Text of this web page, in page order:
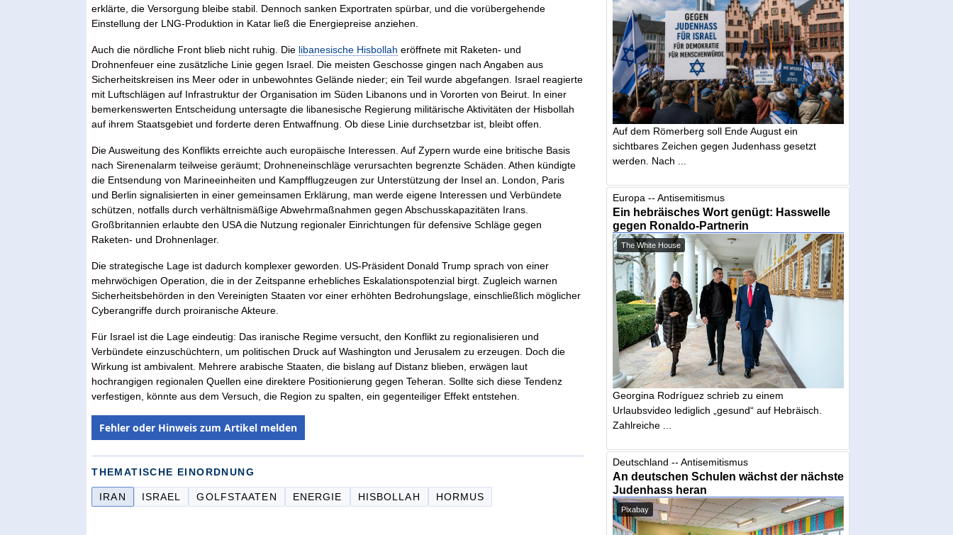
erklärte, die Versorgung bleibe stabil. Dennoch sanken Exportraten spürbar, und die vorübergehende
Einstellung der LNG-Produktion in Katar ließ die Energiepreise anziehen.
Auch die nördliche Front blieb nicht ruhig. Die libanesische Hisbollah eröffnete mit Raketen- und
Drohnenfeuer eine zusätzliche Linie gegen Israel. Die meisten Geschosse gingen nach Angaben aus
Sicherheitskreisen ins Meer oder in unbewohntes Gelände nieder; ein Teil wurde abgefangen. Israel reagierte
mit Luftschlägen auf Infrastruktur der Organisation im Süden Libanons und in Vororten von Beirut. In einer
bemerkenswerten Entscheidung untersagte die libanesische Regierung militärische Aktivitäten der Hisbollah
auf ihrem Staatsgebiet und forderte deren Entwaffnung. Ob diese Linie durchsetzbar ist, bleibt offen.
Die Ausweitung des Konflikts erreichte auch europäische Interessen. Auf Zypern wurde eine britische Basis
nach Sirenenalarm teilweise geräumt; Drohneneinschläge verursachten begrenzte Schäden. Athen kündigte
die Entsendung von Marineeinheiten und Kampfflugzeugen zur Unterstützung der Insel an. London, Paris
und Berlin signalisierten in einer gemeinsamen Erklärung, man werde eigene Interessen und Verbündete
schützen, notfalls durch verhältnismäßige Abwehrmaßnahmen gegen Abschusskapazitäten Irans.
Großbritannien erlaubte den USA die Nutzung regionaler Einrichtungen für defensive Schläge gegen
Raketen- und Drohnenlager.
Die strategische Lage ist dadurch komplexer geworden. US-Präsident Donald Trump sprach von einer
mehrwöchigen Operation, die in der Zeitspanne erhebliches Eskalationspotenzial birgt. Zugleich warnen
Sicherheitsbehörden in den Vereinigten Staaten vor einer erhöhten Bedrohungslage, einschließlich möglicher
Cyberangriffe durch proiranische Akteure.
Für Israel ist die Lage eindeutig: Das iranische Regime versucht, den Konflikt zu regionalisieren und
Verbündete einzuschüchtern, um politischen Druck auf Washington und Jerusalem zu erzeugen. Doch die
Wirkung ist ambivalent. Mehrere arabische Staaten, die bislang auf Distanz blieben, erwägen laut
hochrangigen regionalen Quellen eine direktere Positionierung gegen Teheran. Sollte sich diese Tendenz
verfestigen, könnte aus dem Versuch, die Region zu spalten, ein gegenteiliger Effekt entstehen.
Fehler oder Hinweis zum Artikel melden
THEMATISCHE EINORDNUNG
IRAN ISRAEL GOLFSTAATEN ENERGIE HISBOLLAH HORMUS
Auf dem Römerberg soll Ende August ein
sichtbares Zeichen gegen Judenhass gesetzt
werden. Nach ...
Europa -- Antisemitismus
Ein hebräisches Wort genügt: Hasswelle
gegen Ronaldo-Partnerin
The White House
Georgina Rodríguez schrieb zu einem
Urlaubsvideo lediglich „gesund“ auf Hebräisch.
Zahlreiche ...
Deutschland -- Antisemitismus
An deutschen Schulen wächst der nächste
Judenhass heran
Pixabay